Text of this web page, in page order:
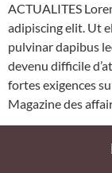
ACTUALITES
adipiscing elit. Ut
pulvinar dapibus
devenu difficile
fortes exigences
Magazine des